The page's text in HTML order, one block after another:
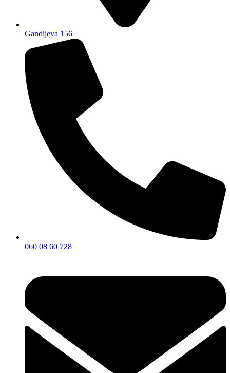
Gandijeva 156
060 08 60 728